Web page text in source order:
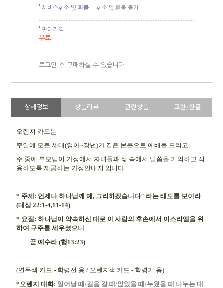
서비스취소 및 환불
취소 및 환불 불가
판매가격
무료
로그인 후 구매하실 수 있습니다.
상세정보 상품리뷰 관련상품 교환/환불
오렌지 카드는
주일에 모든 세대(영아~장년)가 같은 본문으로 예배를 드리고
주 중에 부모님이 가정에서 자녀들과 삶 속에서 말씀을 기억하고 적
용하도록 제공하는 가정안내지 입니다
* 주제: 언제나 하나님께 예, 그리하겠습니다" 라는 태도를 보이라
(대상 22:1-4,11-14)
* 요절: 하나님이 약속하신 대로 이 사람의 후손에서 이스라엘을 위
하여 구주를 세우셨으니
곧 예수라 (행13:23)
(연두색 카드 - 학령전 용 / 오렌지색 카드 - 학령기 용)
* 오렌지 대화: 일어날 때 /길을 갈 때 /앉았을 때 /누웠을 때 나누는 대